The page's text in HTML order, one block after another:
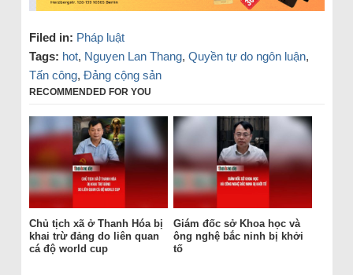
Filed in: Pháp luật
Tags: hot, Nguyen Lan Thang, Quyền tự do ngôn luận,
Tấn công, Đảng cộng sản
RECOMMENDED FOR YOU
Chủ tịch xã ở Thanh Hóa bị
khai trừ đảng do liên quan
cá độ world cup
Giám đốc sở Khoa học và
ông nghệ bắc ninh bị khởi
tố